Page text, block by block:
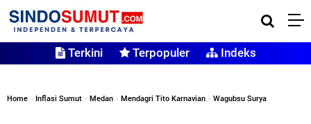
Terkini Terpopuler Indeks
Home » Inflasi Sumut » Medan » Mendagri Tito Karnavian » Wagubsu Surya